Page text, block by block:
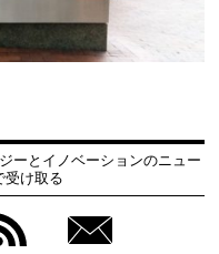
ーとイノベーションのニュー
受け取る